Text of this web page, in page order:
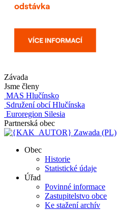
Závada
Jsme členy
MAS Hlučínsko
Sdružení obcí Hlučínska
Euroregion Silesia
Partnerská obec
Zawada (PL)
Obec
Historie
Statistické údaje
Úřad
Povinné informace
Zastupitelstvo obce
Ke stažení archív